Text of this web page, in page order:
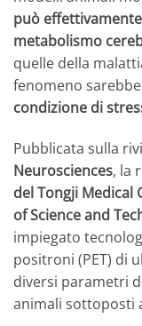
può
metabolismo
quelle della
fenomeno
condizione di
Pubblicata sulla
Neurosciences, la
del Tongji Medical
of Science and
impiegato
positroni (PET) di
diversi parametri
animali sottoposti